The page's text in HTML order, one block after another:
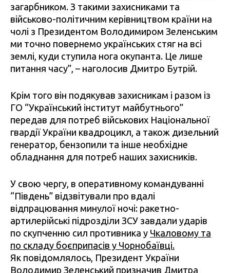
загарбником. З такими захисниками та
військово-політичним керівництвом країни на
чолі з Президентом Володимиром Зеленським
ми точно повернемо українських стяг на всі
землі, куди ступила нога окупанта. Це лише
питання часу”, – наголосив Дмитро Бутрій.
Крім того він подякував захисникам і разом із
ГО “Український інститут майбутнього”
передав для потреб військових Національної
гвардії України квадроцикл, а також дизельний
генератор, бензопили та інше необхідне
обладнання для потреб наших захисників.
У свою чергу, в оперативному командуванні
“Південь” відзвітували про вдалі
відпрацювання минулої ночі: ракетно-
артилерійські підрозділи ЗСУ завдали ударів
по скупченню сил противника у Чкаловому та
по складу боєприпасів у Чорнобаївці.
Як повідомлялось, Президент України
Володимир Зеленський призначив Дмитра